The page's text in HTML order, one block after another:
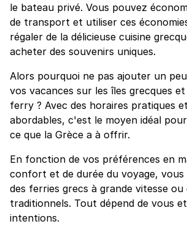
le bateau privé. Vous pouvez
de transport et utiliser ces
régaler de la délicieuse cuisine
acheter des souvenirs uniques.
Alors pourquoi ne pas ajouter un
vos vacances sur les îles grecques
ferry ? Avec des horaires pratiques
abordables, c'est le moyen idéal
ce que la Grèce a à offrir.
En fonction de vos préférences en
confort et de durée du voyage, vous
des ferries grecs à grande vitesse ou
traditionnels. Tout dépend de vous
intentions.